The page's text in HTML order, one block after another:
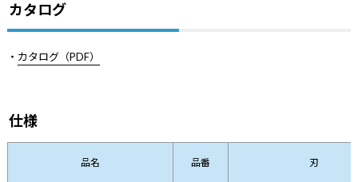
カタログ
・ カタログ（PDF）
仕様
品名 品番 刃